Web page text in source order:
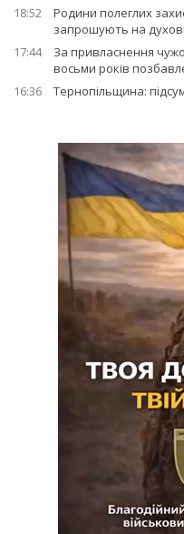
18:52
Родини полеглих
запрошують на
17:44
За привласнення
восьми років
16:36
Тернопільщина: